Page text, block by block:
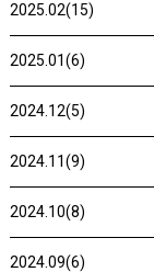
2025.02(15)
2025.01(6)
2024.12(5)
2024.11(9)
2024.10(8)
2024.09(6)